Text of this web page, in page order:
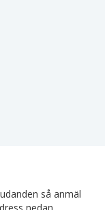
så anmäl